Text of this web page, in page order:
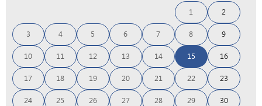
1 2
3 4 5 6 7 8 9
10 11 12 13 14 15 16
17 18 19 20 21 22 23
24 25 26 27 28 29 30